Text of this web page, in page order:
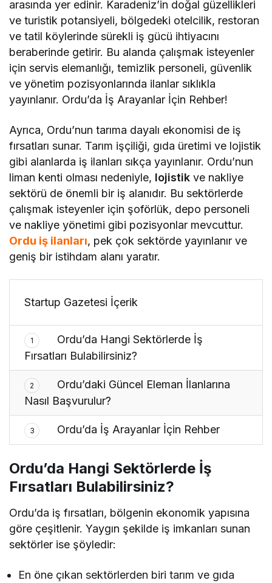
arasında yer edinir. Karadeniz’in doğal güzellikleri
ve turistik potansiyeli, bölgedeki otelcilik, restoran
ve tatil köylerinde sürekli iş gücü ihtiyacını
beraberinde getirir. Bu alanda çalışmak isteyenler
için servis elemanlığı, temizlik personeli, güvenlik
ve yönetim pozisyonlarında ilanlar sıklıkla
yayınlanır. Ordu’da İş Arayanlar İçin Rehber!
Ayrıca, Ordu’nun tarıma dayalı ekonomisi de iş
fırsatları sunar. Tarım işçiliği, gıda üretimi ve lojistik
gibi alanlarda iş ilanları sıkça yayınlanır. Ordu’nun
liman kenti olması nedeniyle, lojistik ve nakliye
sektörü de önemli bir iş alanıdır. Bu sektörlerde
çalışmak isteyenler için şoförlük, depo personeli
ve nakliye yönetimi gibi pozisyonlar mevcuttur.
Ordu iş ilanları, pek çok sektörde yayınlanır ve
geniş bir istihdam alanı yaratır.
Startup Gazetesi İçerik
1
Ordu’da Hangi Sektörlerde İş
Fırsatları Bulabilirsiniz?
2
Ordu’daki Güncel Eleman İlanlarına
Nasıl Başvurulur?
3 Ordu’da İş Arayanlar İçin Rehber
Ordu’da Hangi Sektörlerde İş
Fırsatları Bulabilirsiniz?
Ordu’da iş fırsatları, bölgenin ekonomik yapısına
göre çeşitlenir. Yaygın şekilde iş imkanları sunan
sektörler ise şöyledir:
En öne çıkan sektörlerden biri tarım ve gıda